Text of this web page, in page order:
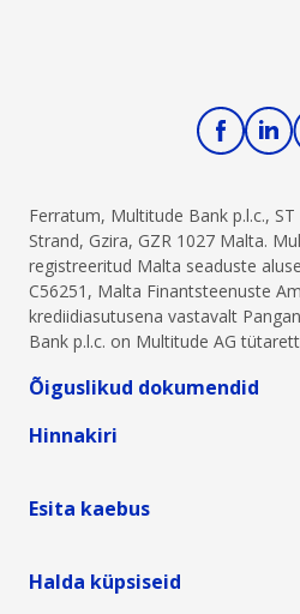
Ferratum, Multitude Bank p.l.c.,
Strand, Gzira, GZR 1027 Malta.
registreeritud Malta seaduste
C56251, Malta Finantsteenuste
krediidiasutusena vastavalt
Bank p.l.c. on Multitude AG
Õiguslikud dokumendid
Hinnakiri
Esita kaebus
Halda küpsiseid